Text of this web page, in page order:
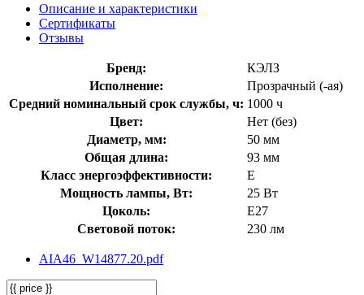
Описание и характеристики
Сертификаты
Отзывы
Бренд:
КЭЛЗ
Исполнение:
Прозрачный (-ая)
Средний номинальный срок службы, ч: 1000 ч
Цвет:
Нет (без)
Диаметр, мм:
50 мм
Общая длина:
93 мм
Класс энергоэффективности:
E
Мощность лампы, Вт:
25 Вт
Цоколь:
E27
Световой поток:
230 лм
AIA46_W14877.20.pdf